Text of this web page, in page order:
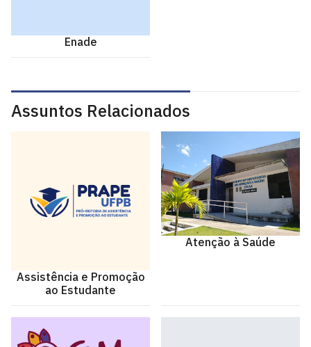
Enade
Assuntos Relacionados
Assistência e Promoção
ao Estudante
Atenção à Saúde